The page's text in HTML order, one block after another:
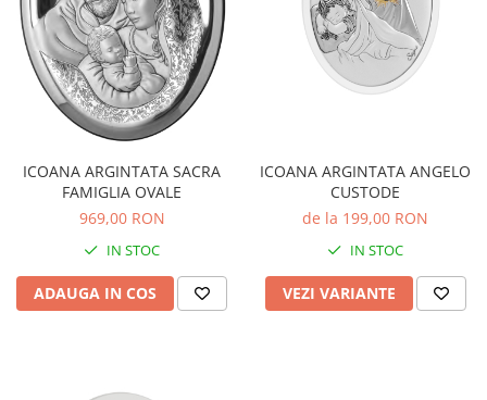
ICOANA ARGINTATA SACRA
FAMIGLIA OVALE
969,00 RON
IN STOC
ADAUGA IN COS
ICOANA ARGINTATA ANGELO
CUSTODE
de la 199,00 RON
IN STOC
VEZI VARIANTE